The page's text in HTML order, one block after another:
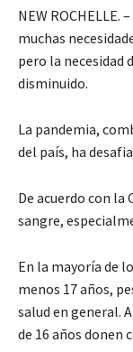
NEW ROCHELLE.
muchas
pero la necesidad
disminuido.
La pandemia,
del país, ha
De acuerdo con la
sangre,
En la mayoría de
menos 17 años,
salud en general.
de 16 años donen